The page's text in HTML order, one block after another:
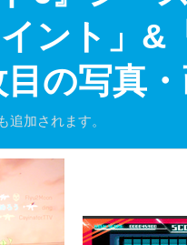
ント」&
の写真
追加されます。